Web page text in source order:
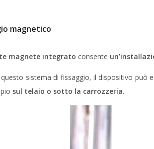
magnetico
magnete integrato consente
questo sistema di fissaggio, il dispositivo può
sul telaio o sotto la carrozzeria.